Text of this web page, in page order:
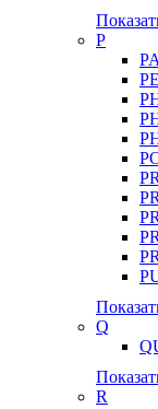
P
Q
R